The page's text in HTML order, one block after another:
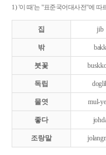
1) '이 때'는 "표준국어대사전"에 따
집 jib
밖 bakk
붓꽃
독립
물엿 mul-
좋다
조랑말